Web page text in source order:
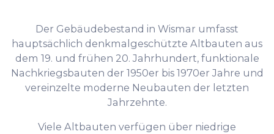
Der Gebäudebestand in Wismar umfasst
hauptsächlich denkmalgeschützte Altbauten aus
dem 19. und frühen 20. Jahrhundert, funktionale
Nachkriegsbauten der 1950er bis 1970er Jahre und
vereinzelte moderne Neubauten der letzten
Jahrzehnte.
Viele Altbauten verfügen über niedrige